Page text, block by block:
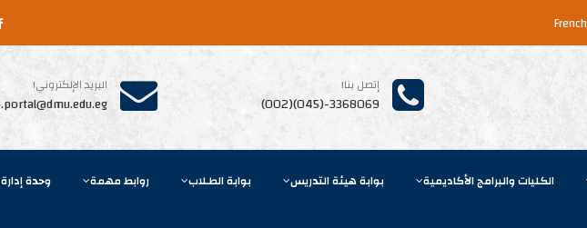
French
إتصل بنا!
3368069-(045)(002)
البريد الإلكتروني!
الكليات والبرامج الأكاديمية بوابة هيئة التدريس بوابة الطـلاب روابط مهمة وحدة